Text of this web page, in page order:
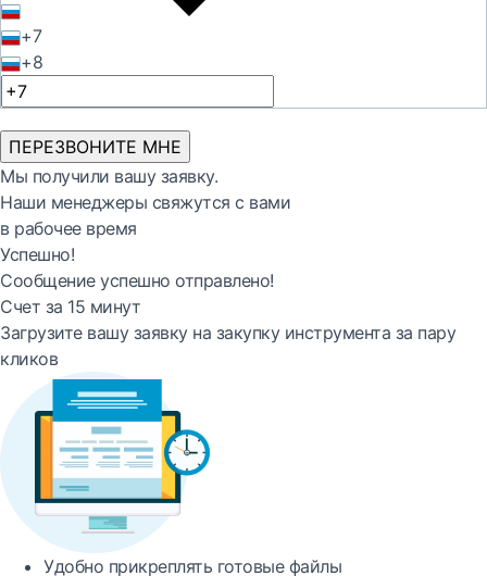
+7
+8
ПЕРЕЗВОНИТЕ МНЕ
Мы получили вашу заявку.
Наши менеджеры свяжутся с вами
в рабочее время
Успешно!
Сообщение успешно отправлено!
Счет за 15 минут
Загрузите вашу заявку на закупку инструмента за пару
кликов
Удобно прикреплять готовые файлы